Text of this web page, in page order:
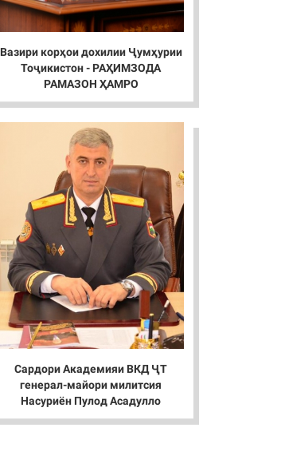
Вазири корҳои дохилии Ҷумҳурии
Тоҷикистон - РАҲИМЗОДА
РАМАЗОН ҲАМРО
Сардори Академияи ВКД ҶТ
генерал-майори милитсия
Насуриён Пулод Асадулло